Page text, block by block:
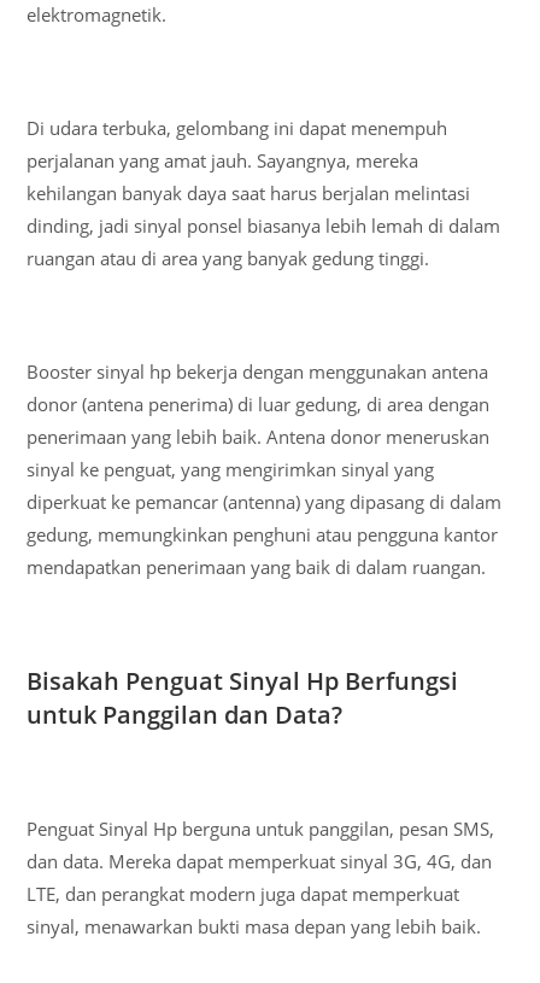
elektromagnetik.
Di udara terbuka, gelombang ini dapat menempuh
perjalanan yang amat jauh. Sayangnya, mereka
kehilangan banyak daya saat harus berjalan melintasi
dinding, jadi sinyal ponsel biasanya lebih lemah di dalam
ruangan atau di area yang banyak gedung tinggi.
Booster sinyal hp bekerja dengan menggunakan antena
donor (antena penerima) di luar gedung, di area dengan
penerimaan yang lebih baik. Antena donor meneruskan
sinyal ke penguat, yang mengirimkan sinyal yang
diperkuat ke pemancar (antenna) yang dipasang di dalam
gedung, memungkinkan penghuni atau pengguna kantor
mendapatkan penerimaan yang baik di dalam ruangan.
Bisakah Penguat Sinyal Hp Berfungsi
untuk Panggilan dan Data?
Penguat Sinyal Hp berguna untuk panggilan, pesan SMS,
dan data. Mereka dapat memperkuat sinyal 3G, 4G, dan
LTE, dan perangkat modern juga dapat memperkuat
sinyal, menawarkan bukti masa depan yang lebih baik.